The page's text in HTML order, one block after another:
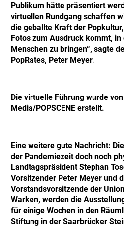
Publikum hätte präsentiert
virtuellen Rundgang schaffen
die geballte Kraft der
Fotos zum Ausdruck kommt,
Menschen zu bringen“, sagte
PopRates, Peter Meyer.
Die virtuelle Führung wurde von
Media/POPSCENE erstellt.
Eine weitere gute Nachricht:
der Pandemiezeit doch noch
Landtagspräsident Stephan
Vorsitzender Peter Meyer und
Vorstandsvorsitzende der
Warken, werden die
für einige Wochen in den
Stiftung in der Saarbrücker